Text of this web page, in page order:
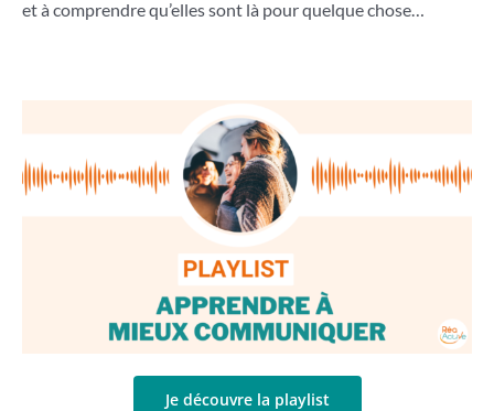
et à comprendre qu’elles sont là pour quelque chose…
Je découvre la playlist